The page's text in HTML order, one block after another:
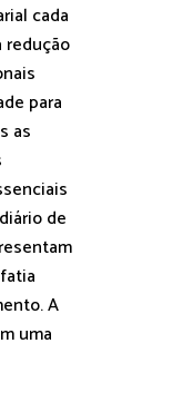
cada
redução
para
as
de
A
uma